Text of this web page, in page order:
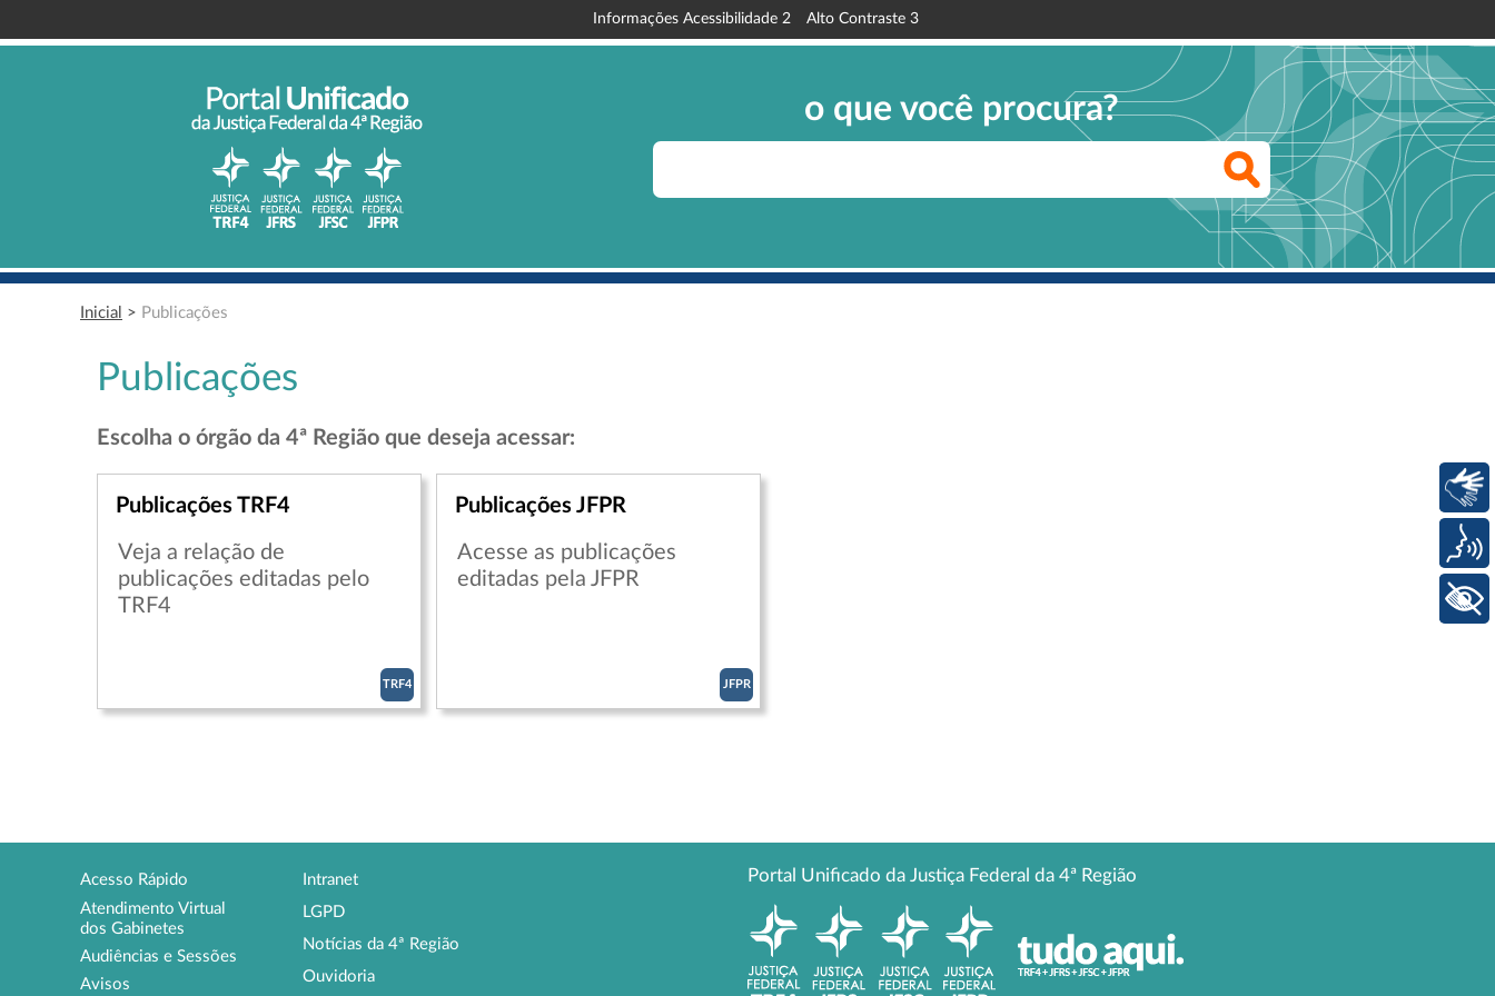
Informações Acessibilidade 2 Alto Contraste 3
o que você procura?
Inicial > Publicações
Publicações
Escolha o órgão da 4ª Região que deseja acessar:
Publicações TRF4
Veja a relação de
publicações editadas pelo
TRF4
TRF4
Publicações JFPR
Acesse as publicações
editadas pela JFPR
JFPR
Acesso Rápido
Atendimento Virtual
dos Gabinetes
Audiências e Sessões
Avisos
Intranet
LGPD
Notícias da 4ª Região
Ouvidoria
Portal Unificado da Justiça Federal da 4ª Região